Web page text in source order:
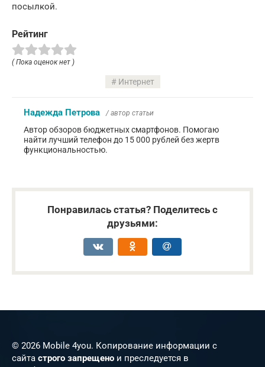
посылкой.
Рейтинг
( Пока оценок нет )
Интернет
Надежда Петрова / автор статьи
Автор обзоров бюджетных смартфонов. Помогаю
найти лучший телефон до 15 000 рублей без жертв
функциональностью.
Понравилась статья? Поделитесь с
друзьями:
© 2026 Mobile 4you. Копирование информации с
сайта строго запрещено и преследуется в